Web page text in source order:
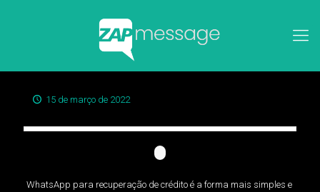
15 de março de 2022
WhatsApp para recuperação de crédito é a forma mais simples e